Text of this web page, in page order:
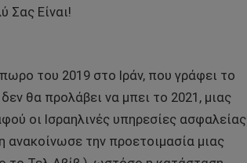
Σας Είναι!
του 2019 στο Ιράν, που γράφει το
θα προλάβει να μπει το 2021, μιας
οι Ισραηλινές υπηρεσίες ασφαλείας
την προετοιμασία μιας